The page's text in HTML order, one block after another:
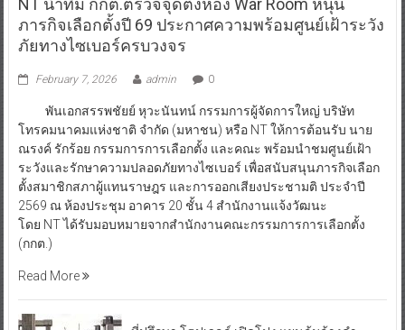
NT นำทีม กกต.ตรวจจุดตั้งห้อง War Room หนุน
ภารกิจเลือกตั้งปี 69 ประกาศความพร้อมศูนย์เฝ้าระวัง
ภัยทางไซเบอร์ครบวงจร
February 7, 2026 admin 0
พันเอกสรรพชัยย์ หุวะนันทน์ กรรมการผู้จัดการใหญ่ บริษัท
โทรคมนาคมแห่งชาติ จำกัด (มหาชน) หรือ NT ให้การต้อนรับ นาย
ณรงค์ รักร้อย กรรมการการเลือกตั้ง และคณะ พร้อมนำชมศูนย์เฝ้า
ระวังและรักษาความปลอดภัยทางไซเบอร์ เพื่อสนับสนุนภารกิจเลือก
ตั้งสมาชิกสภาผู้แทนราษฎร และการออกเสียงประชามติ ประจำปี
2569 ณ ห้องประชุม อาคาร 20 ชั้น 4 สำนักงานแจ้งวัฒนะ
โดย NT ได้รับมอบหมายจากสำนักงานคณะกรรมการการเลือกตั้ง
(กกต.)
Read More